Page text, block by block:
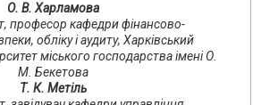
О. В. Харламова
професор кафедри фінансово-
обліку і аудиту, Харківський
міського господарства імені О.
М. Бекетова
Т. К. Метіль